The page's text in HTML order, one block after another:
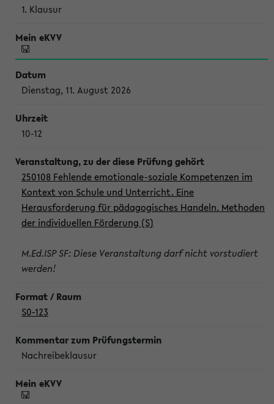
1. Klausur
Dienstag, 11. August 2026
10-12
250108 Fehlende emotionale-soziale Kompetenzen im
Kontext von Schule und Unterricht. Eine
Herausforderung für pädagogisches Handeln. Methoden
der individuellen Förderung (S)
M.Ed.ISP SF: Diese Veranstaltung darf nicht vorstudiert
werden!
S0-123
Nachreibeklausur